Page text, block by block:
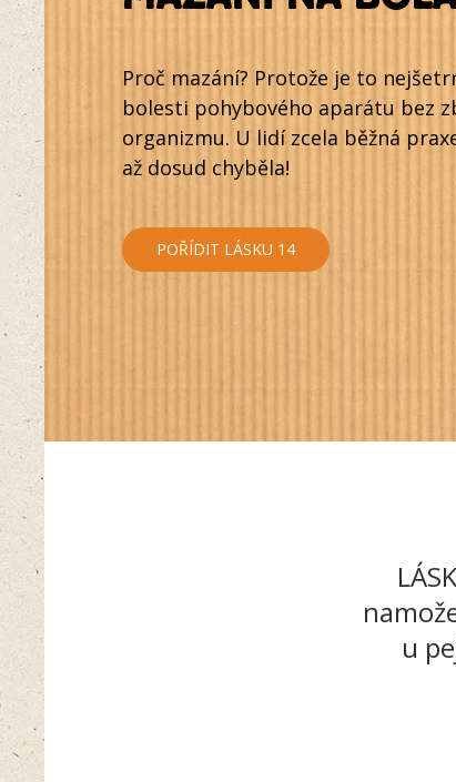
Proč mazání? Protože je to
bolesti pohybového aparátu bez
organizmu. U lidí zcela běžná
až dosud chyběla!
POŘÍDIT LÁSKU 14
u